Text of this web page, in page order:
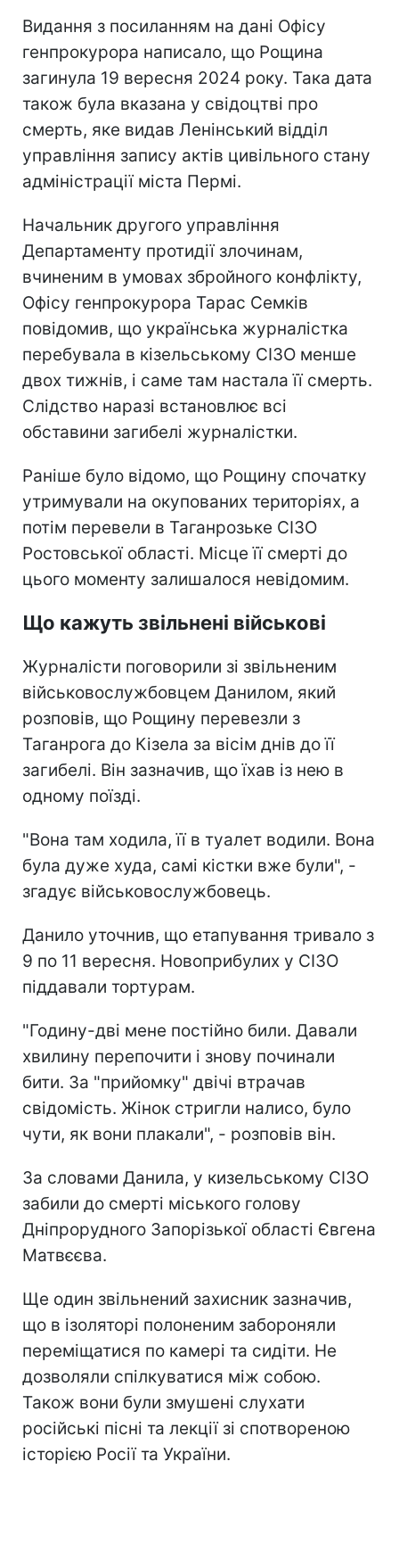
Видання з посиланням на дані Офісу
генпрокурора написало, що Рощина
загинула 19 вересня 2024 року. Така дата
також була вказана у свідоцтві про
смерть, яке видав Ленінський відділ
управління запису актів цивільного стану
адміністрації міста Пермі.
Начальник другого управління
Департаменту протидії злочинам,
вчиненим в умовах збройного конфлікту,
Офісу генпрокурора Тарас Семків
повідомив, що українська журналістка
перебувала в кізельському СІЗО менше
двох тижнів, і саме там настала її смерть.
Слідство наразі встановлює всі
обставини загибелі журналістки.
Раніше було відомо, що Рощину спочатку
утримували на окупованих територіях, а
потім перевели в Таганрозьке СІЗО
Ростовської області. Місце її смерті до
цього моменту залишалося невідомим.
Що кажуть звільнені військові
Журналісти поговорили зі звільненим
військовослужбовцем Данилом, який
розповів, що Рощину перевезли з
Таганрога до Кізела за вісім днів до її
загибелі. Він зазначив, що їхав із нею в
одному поїзді.
"Вона там ходила, її в туалет водили. Вона
була дуже худа, самі кістки вже були", -
згадує військовослужбовець.
Данило уточнив, що етапування тривало з
9 по 11 вересня. Новоприбулих у СІЗО
піддавали тортурам.
"Годину-дві мене постійно били. Давали
хвилину перепочити і знову починали
бити. За "прийомку" двічі втрачав
свідомість. Жінок стригли налисо, було
чути, як вони плакали", - розповів він.
За словами Данила, у кизельському СІЗО
забили до смерті міського голову
Дніпрорудного Запорізької області Євгена
Матвєєва.
Ще один звільнений захисник зазначив,
що в ізоляторі полоненим забороняли
переміщатися по камері та сидіти. Не
дозволяли спілкуватися між собою.
Також вони були змушені слухати
російські пісні та лекції зі спотвореною
історією Росії та України.